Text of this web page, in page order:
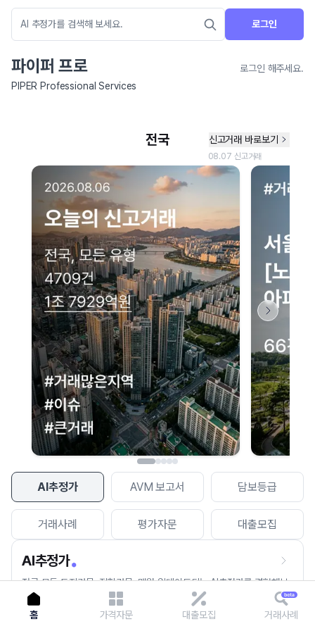
로그인
파이퍼 프로
로그인 해주세요.
PIPER Professional Services
AI추정가 AVM 보고서 담보등급
거래사례 평가자문 대출모집
AI추정가
전국 모든 토지건물, 집합건물, 매월 업데이트되는 AI추정가를 경험해보
세요.
네이버 지도 연결 안내
현재 네이버 지도 연결이 원활하지 않아 지도를 불러올 수 없습니다.
이용에 불편을 드려 죄송합니다.
다시 시도
홈 가격자문 대출모집 거래사례